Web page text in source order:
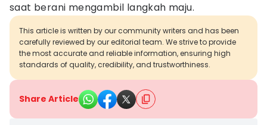
saat berani mengambil langkah maju.
This article is written by our community writers and has been
carefully reviewed by our editorial team. We strive to provide
the most accurate and reliable information, ensuring high
standards of quality, credibility, and trustworthiness.
Share Article